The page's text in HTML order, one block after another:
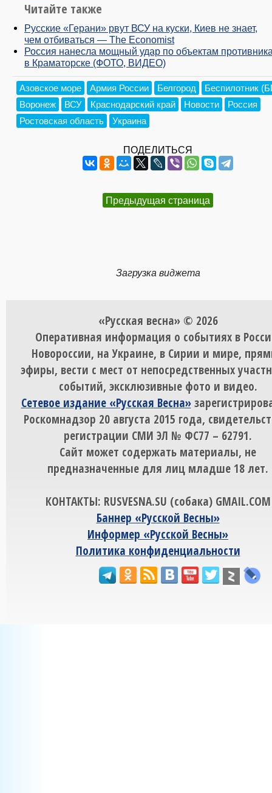
Читайте также
Русские «Герани» рвут ВСУ на куски, Киев не знает,
чем отбиваться — The Economist
Россия нанесла мощный удар по объектам
в Краматорске (ФОТО, ВИДЕО)
Азовское море Армия России Белгород
Беспилотник
Воронеж
ВСУ Краснодарский край Новости
Россия
Ростовская область
Украина
ПОДЕЛИТЬСЯ
Предыдущая страница
Загрузка виджета
«Русская весна» © 2026
Оперативная информация о событиях в
Новороссии, на Украине, в Сирии и мире,
эфиры, вести с мест от непосредственных
событий, эксклюзивные фото и видео.
Сетевое издание «Русская Весна»
Роскомнадзор 20 августа 2015 года,
регистрации СМИ ЭЛ № ФС77 – 62791.
Сайт может содержать материалы, не
предназначенные для лиц младше 18 лет.
КОНТАКТЫ: RUSVESNA.SU (собака) GMAIL.COM
Баннер «Русской Весны»
Информер «Русской Весны»
Политика конфиденциальности